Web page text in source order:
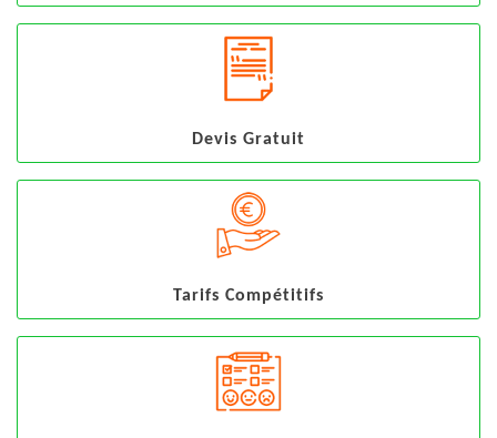
Devis Gratuit
Tarifs Compétitifs